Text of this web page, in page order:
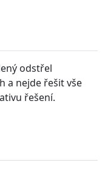
odstřel
a nejde řešit vše
řešení.